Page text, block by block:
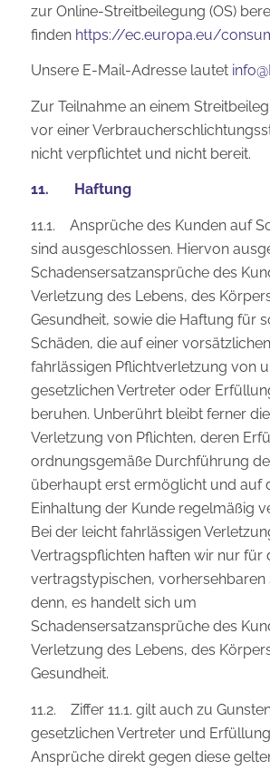
zur Online-Streitbeilegung (OS)
finden https://ec.europa.eu/
Unsere E-Mail-Adresse lautet
Zur Teilnahme an einem
vor einer
nicht verpflichtet und nicht bereit.
11. Haftung
11.1. Ansprüche des Kunden auf
sind ausgeschlossen. Hiervon
Schadensersatzansprüche des
Verletzung des Lebens, des
Gesundheit, sowie die Haftung für
Schäden, die auf einer
fahrlässigen Pflichtverletzung von
gesetzlichen Vertreter oder
beruhen. Unberührt bleibt ferner
Verletzung von Pflichten, deren
ordnungsgemäße Durchführung
überhaupt erst ermöglicht und auf
Einhaltung der Kunde regelmäßig
Bei der leicht fahrlässigen
Vertragspflichten haften wir nur für
vertragstypischen, vorhersehbaren
denn, es handelt sich um
Schadensersatzansprüche des
Verletzung des Lebens, des
Gesundheit.
11.2. Ziffer 11.1. gilt auch zu
gesetzlichen Vertreter und
Ansprüche direkt gegen diese